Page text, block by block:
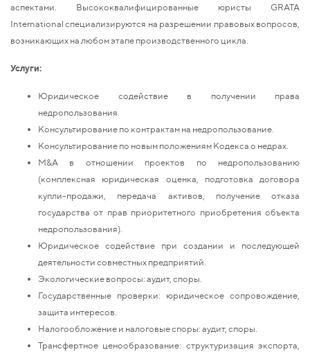
аспектами. Высококвалифицированные юристы GRATA
International специализируются на разрешении правовых вопросов,
возникающих на любом этапе производственного цикла.
Услуги:
Юридическое содействие в получении права
недропользования.
Консультирование по контрактам на недропользование.
Консультирование по новым положениям Кодекса о недрах.
M&A в отношении проектов по недропользованию
(комплексная юридическая оценка, подготовка договора
купли-продажи, передача активов, получение отказа
государства от прав приоритетного приобретения объекта
недропользования).
Юридическое содействие при создании и последующей
деятельности совместных предприятий.
Экологические вопросы: аудит, споры.
Государственные проверки: юридическое сопровождение,
защита интересов.
Налогообложение и налоговые споры: аудит, споры.
Трансфертное ценообразование: структуризация экспорта,